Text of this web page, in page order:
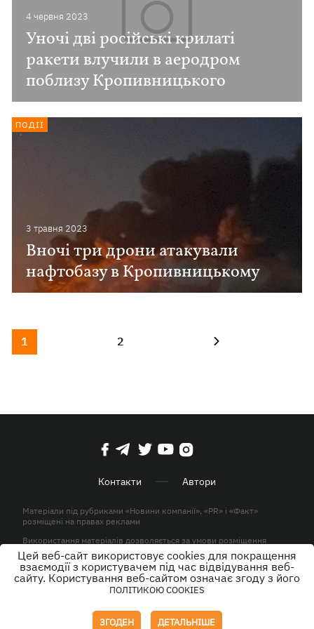
4 червня 2023
Уночі дві російські крилаті
ракети влучили в аеродром
поблизу Кропивницького
3 травня 2023
Вночі три дрони атакували
нафтобазу в Кропивницькому
ПОДІЇ
1 2
Контакти Автори
Матеріали під рубриками «Новини компанії», «PR» і «Факт»
розміщені на правах реклами
Використання матеріалів дозволяється за умови розміщення
активного гіперпосилання на KP.UA в першому абзаці.
© ТОВ «ЮЛАВ МЕДІА» 2026. Всі права захищені.
Цей веб-сайт використовує cookies для покращення
взаємодії з користувачем під час відвідування веб-
сайту. Користування веб-сайтом означає згоду з його
ПОЛІТИКОЮ COOKIES
ЗГОДЕН ДЕТАЛЬНІШЕ